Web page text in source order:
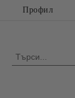
Профил